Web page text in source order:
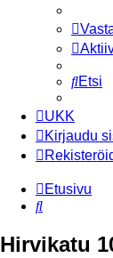
Etsi
UKK
Kirjaudu
Etusivu
Etsi
Hirvikatu